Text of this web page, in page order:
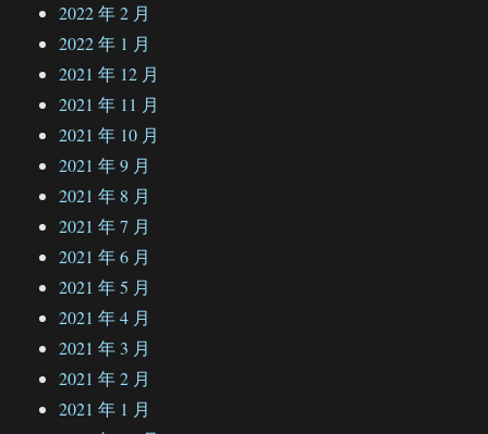
2022 年 2 月
2022 年 1 月
2021 年 12 月
2021 年 11 月
2021 年 10 月
2021 年 9 月
2021 年 8 月
2021 年 7 月
2021 年 6 月
2021 年 5 月
2021 年 4 月
2021 年 3 月
2021 年 2 月
2021 年 1 月